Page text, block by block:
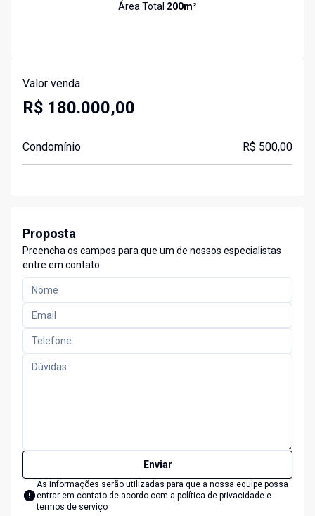
Área Total 200m²
Valor venda
R$ 180.000,00
Condomínio R$ 500,00
Proposta
Preencha os campos para que um de nossos especialistas
entre em contato
Enviar
As informações serão utilizadas para que a nossa equipe possa
entrar em contato de acordo com a política de privacidade e
termos de serviço